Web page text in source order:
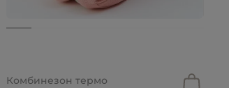
Комбинезон термо